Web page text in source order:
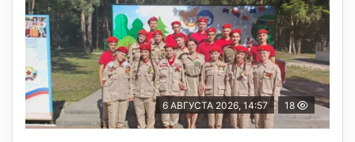
6 АВГУСТА 2026, 14:57 18